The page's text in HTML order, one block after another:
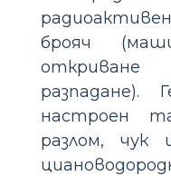
брояч
разпадане).
настроен
разлом, чук